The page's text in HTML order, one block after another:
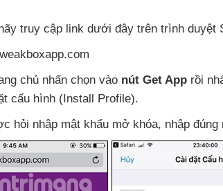
truy cập link dưới đây trên trình duyệt
chủ nhấn chọn vào nút Get App rồi
cấu hình (Install Profile).
hỏi nhập mật khẩu mở khóa, nhập đúng